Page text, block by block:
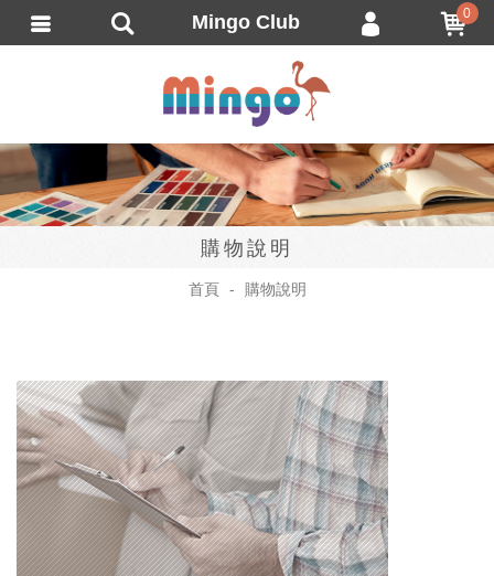
購物說明
首頁 購物說明
Mingo Club 0
會員註冊
忘記密碼
訂單查詢
追蹤清單
匯款通知